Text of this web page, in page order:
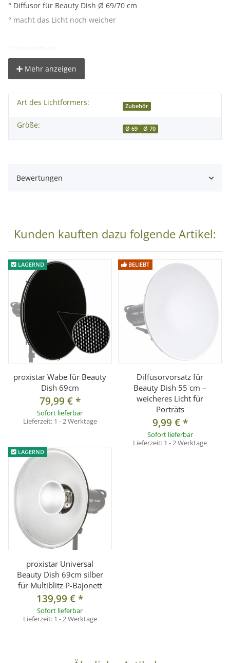
° Diffusor für Beauty Dish Ø 69/70 cm
° macht das Licht noch weicher
Mehr anzeigen
Art des Lichtformers: Zubehör
Größe: Ø 69 Ø 70
Bewertungen
Kunden kauften dazu folgende Artikel:
LAGERND
proxistar Wabe für Beauty
Dish 69cm
79,99 €*
Sofort lieferbar
Lieferzeit: 1 - 2 Werktage
BELIEBT
Diffusorvorsatz für
Beauty Dish 55 cm –
weicheres Licht für
Porträts
9,99 €*
Sofort lieferbar
Lieferzeit: 1 - 2 Werktage
LAGERND
proxistar Universal
Beauty Dish 69cm silber
für Multiblitz P-Bajonett
139,99 €*
Sofort lieferbar
Lieferzeit: 1 - 2 Werktage